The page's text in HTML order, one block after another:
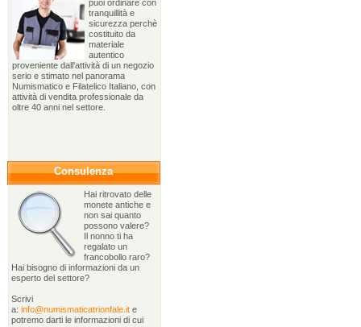
puoi ordinare con
tranquillità e
sicurezza perchè
costituito da
materiale
autentico
proveniente dall'attività di un negozio
serio e stimato nel panorama
Numismatico e Filatelico Italiano, con
attività di vendita professionale da
oltre 40 anni nel settore.
Consulenza
Hai ritrovato delle
monete antiche e
non sai quanto
possono valere?
Il nonno ti ha
regalato un
francobollo raro?
Hai bisogno di informazioni da un
esperto del settore?
Scrivi
a: info@numismaticatrionfale.it e
potremo darti le informazioni di cui